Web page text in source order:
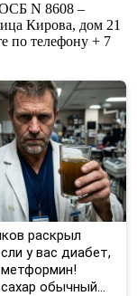
ОСБ N 8608 –
Кирова, дом 21
по телефону + 7
раскрыл
у вас диабет,
метформин!
обычный...